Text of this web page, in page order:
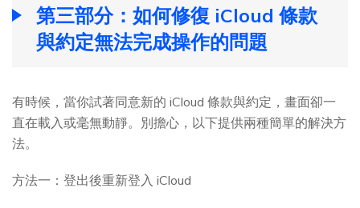
第三部分：如何修復 iCloud 條款
與約定無法完成操作的問題
有時候，當你試著同意新的 iCloud 條款與約定，畫面卻一
直在載入或毫無動靜。別擔心，以下提供兩種簡單的解決方
法。
方法一：登出後重新登入 iCloud